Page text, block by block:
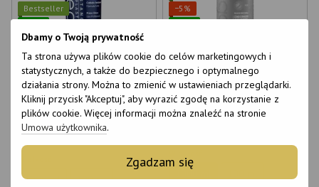
Dbamy o Twoją prywatność
Ta strona używa plików cookie do celów marketingowych i
statystycznych, a także do bezpiecznego i optymalnego
działania strony. Można to zmienić w ustawieniach przeglądarki.
Kliknij przycisk "Akceptuj", aby wyrazić zgodę na korzystanie z
plików cookie. Więcej informacji można znaleźć na stronie
Umowa użytkownika.
Zgadzam się
Bestseller
6
14
Nanoplastyka włosów Felps
Omega Zero Resistance 500 ml
€76
Kup
1000 ml
100 ml
−5%
2
Keratyna do włosów Salvatore
Professional Blue Gold Keratin 1
l€116 €121
Ceny hurtowe
1000 ml